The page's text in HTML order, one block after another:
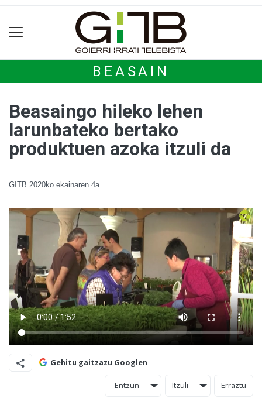
BEASAIN
Beasaingo hileko lehen
larunbateko bertako
produktuen azoka itzuli da
GITB 2020ko ekainaren 4a
Gehitu gaitzazu Googlen
Entzun Itzuli Erraztu